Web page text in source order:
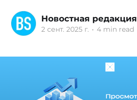
Новостная редакция
2 сент. 2025 г. • 4 min read